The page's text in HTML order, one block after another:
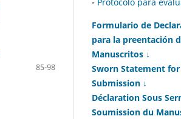
85-98
Formulario de
para la preentación
Manuscritos ↓
Sworn Statement
Submission ↓
Déclaration Sous
Soumission du